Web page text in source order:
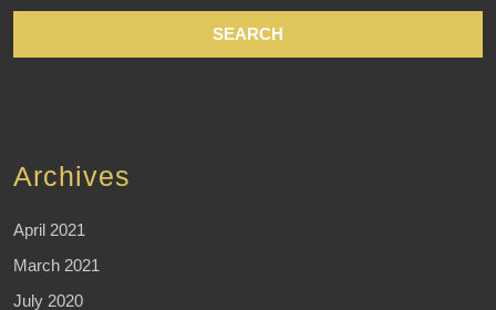
Archives
April 2021
March 2021
July 2020